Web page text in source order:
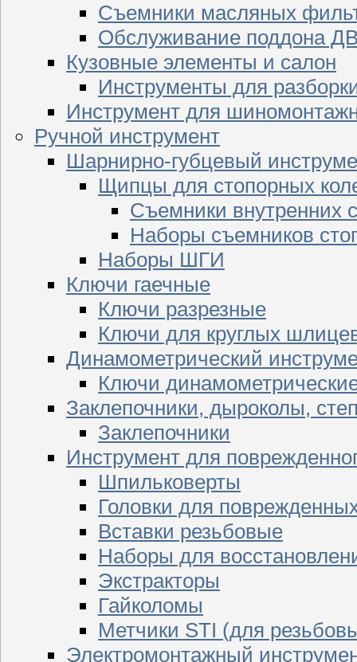
Съемники масляных
Обслуживание поддона
Кузовные элементы и салон
Инструменты для
Инструмент для
Ручной инструмент
Шарнирно-губцевый
Щипцы для стопорных
Съемники внутренних
Наборы съемников
Наборы ШГИ
Ключи гаечные
Ключи разрезные
Ключи для круглых
Динамометрический
Ключи
Заклепочники, дыроколы,
Заклепочники
Инструмент для
Шпильковерты
Головки для
Вставки резьбовые
Наборы для
Экстракторы
Гайколомы
Метчики STI (для
Электромонтажный